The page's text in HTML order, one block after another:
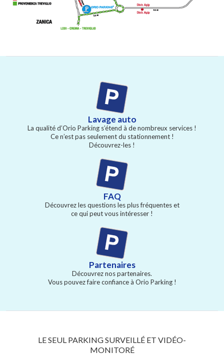
Lavage auto
La qualité d’Orio Parking s’étend à de nombreux services !
Ce n’est pas seulement du stationnement !
Découvrez-les !
FAQ
Découvrez les questions les plus fréquentes et
ce qui peut vous intéresser !
Partenaires
Découvrez nos partenaires.
Vous pouvez faire confiance à Orio Parking !
LE SEUL PARKING SURVEILLÉ ET VIDÉO-
MONITORÉ